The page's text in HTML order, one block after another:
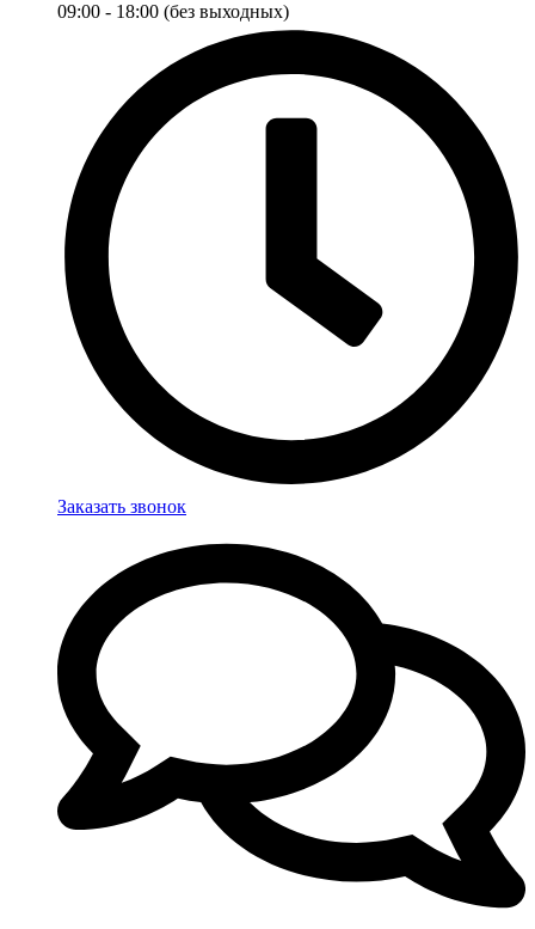
09:00 - 18:00 (без выходных)
Заказать звонок